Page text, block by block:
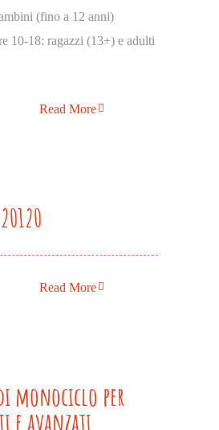
(fino a 12 anni)
10-18: ragazzi (13+) e adulti
Read More
Read More
monociclo per
e avanzati